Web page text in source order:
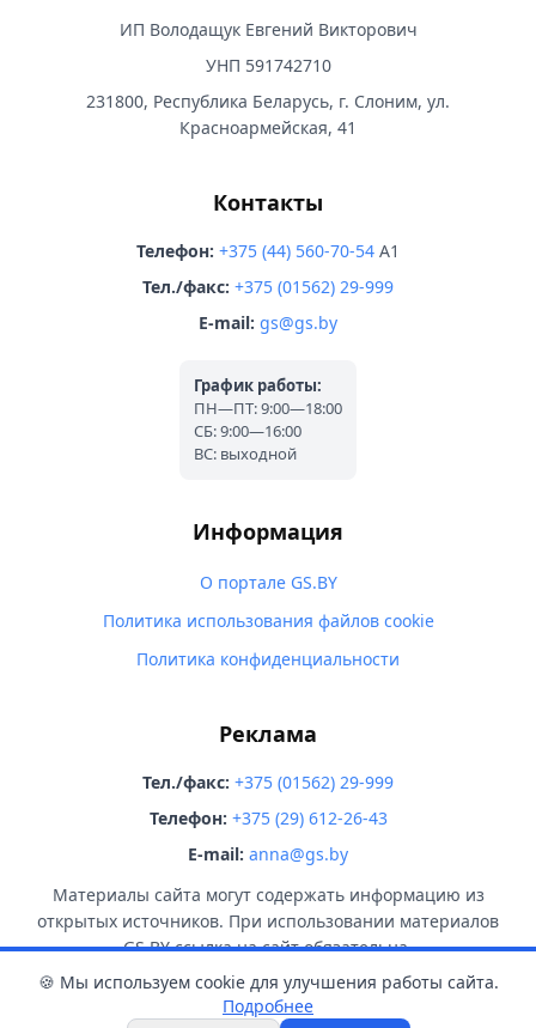
ИП Володащук Евгений Викторович
УНП 591742710
231800, Республика Беларусь, г. Слоним, ул.
Красноармейская, 41
Контакты
Телефон: +375 (44) 560-70-54 A1
Тел./факс: +375 (01562) 29-999
E-mail: gs@gs.by
График работы:
ПН—ПТ: 9:00—18:00
СБ: 9:00—16:00
ВС: выходной
Информация
О портале GS.BY
Политика использования файлов cookie
Политика конфиденциальности
Реклама
Тел./факс: +375 (01562) 29-999
Телефон: +375 (29) 612-26-43
E-mail: anna@gs.by
Материалы сайта могут содержать информацию из
открытых источников. При использовании материалов
GS.BY ссылка на сайт обязательна.
🍪 Мы используем cookie для улучшения работы сайта.
Подробнее